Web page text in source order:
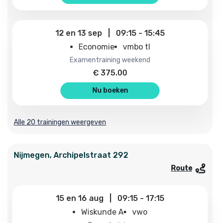
12 en 13 sep 09:15- 15:45
Economie
vmbo tl
examentraining weekend
€ 375.00
Nu boeken
Alle 20 trainingen weergeven
Nijmegen, Archipelstraat 292
Route
15 en 16 aug 09:15- 17:15
Wiskunde A
vwo